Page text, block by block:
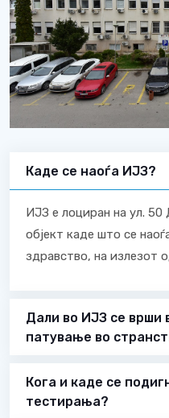
Каде се наоѓа ИЈЗ?
ИЈЗ е лоциран на ул. 50
објект каде што се
здравство, на излезот
Дали во ИЈЗ се врши
патување во
Кога и каде се
тестирања?